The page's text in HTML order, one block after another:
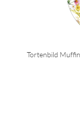
Tortenbild